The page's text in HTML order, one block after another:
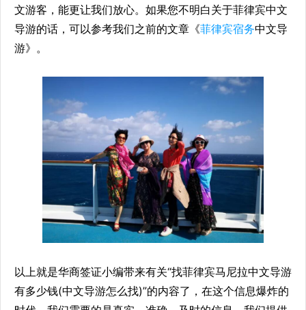
文游客，能更让我们放心。如果您不明白关于菲律宾中文
导游的话，可以参考我们之前的文章《菲律宾宿务中文导
游》。
以上就是华商签证小编带来有关“找菲律宾马尼拉中文导游
有多少钱(中文导游怎么找)”的内容了，在这个信息爆炸的